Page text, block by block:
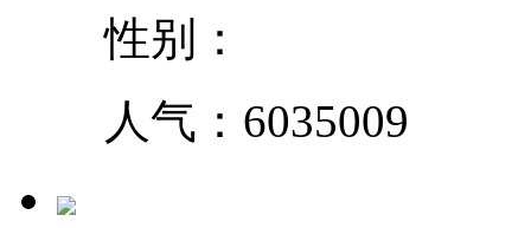
性别：
人气： 6035009